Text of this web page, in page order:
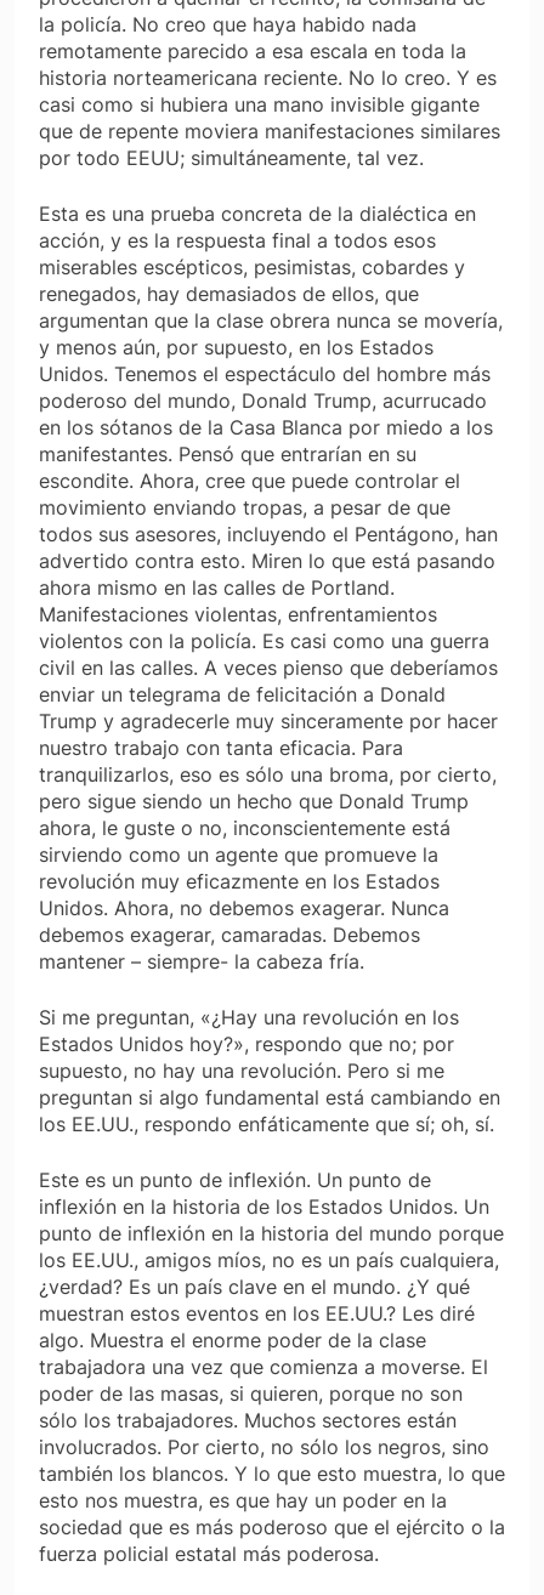
la policía. No creo que haya habido nada
remotamente parecido a esa escala en toda la
historia norteamericana reciente. No lo creo. Y es
casi como si hubiera una mano invisible gigante
que de repente moviera manifestaciones similares
por todo EEUU; simultáneamente, tal vez.
Esta es una prueba concreta de la dialéctica en
acción, y es la respuesta final a todos esos
miserables escépticos, pesimistas, cobardes y
renegados, hay demasiados de ellos, que
argumentan que la clase obrera nunca se movería,
y menos aún, por supuesto, en los Estados
Unidos. Tenemos el espectáculo del hombre más
poderoso del mundo, Donald Trump, acurrucado
en los sótanos de la Casa Blanca por miedo a los
manifestantes. Pensó que entrarían en su
escondite. Ahora, cree que puede controlar el
movimiento enviando tropas, a pesar de que
todos sus asesores, incluyendo el Pentágono, han
advertido contra esto. Miren lo que está pasando
ahora mismo en las calles de Portland.
Manifestaciones violentas, enfrentamientos
violentos con la policía. Es casi como una guerra
civil en las calles. A veces pienso que deberíamos
enviar un telegrama de felicitación a Donald
Trump y agradecerle muy sinceramente por hacer
nuestro trabajo con tanta eficacia. Para
tranquilizarlos, eso es sólo una broma, por cierto,
pero sigue siendo un hecho que Donald Trump
ahora, le guste o no, inconscientemente está
sirviendo como un agente que promueve la
revolución muy eficazmente en los Estados
Unidos. Ahora, no debemos exagerar. Nunca
debemos exagerar, camaradas. Debemos
mantener – siempre- la cabeza fría.
Si me preguntan, «¿Hay una revolución en los
Estados Unidos hoy?», respondo que no; por
supuesto, no hay una revolución. Pero si me
preguntan si algo fundamental está cambiando en
los EE.UU., respondo enfáticamente que sí; oh, sí.
Este es un punto de inflexión. Un punto de
inflexión en la historia de los Estados Unidos. Un
punto de inflexión en la historia del mundo porque
los EE.UU., amigos míos, no es un país cualquiera,
¿verdad? Es un país clave en el mundo. ¿Y qué
muestran estos eventos en los EE.UU.? Les diré
algo. Muestra el enorme poder de la clase
trabajadora una vez que comienza a moverse. El
poder de las masas, si quieren, porque no son
sólo los trabajadores. Muchos sectores están
involucrados. Por cierto, no sólo los negros, sino
también los blancos. Y lo que esto muestra, lo que
esto nos muestra, es que hay un poder en la
sociedad que es más poderoso que el ejército o la
fuerza policial estatal más poderosa.